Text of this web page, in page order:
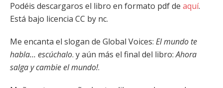
Podéis descargaros el libro en formato pdf de aquí.
Está bajo licencia CC by nc.
Me encanta el slogan de Global Voices: El mundo te
habla… escúchalo. y aún más el final del libro:Ahora
salga y cambie el mundo!.